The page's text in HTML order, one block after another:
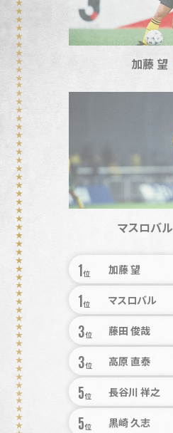
加藤 望
マスロバル
1位 加藤 望
1位 マスロバル
3位 藤田 俊哉
3位 高原 直泰
5位 長谷川 祥之
5位 黒崎 久志